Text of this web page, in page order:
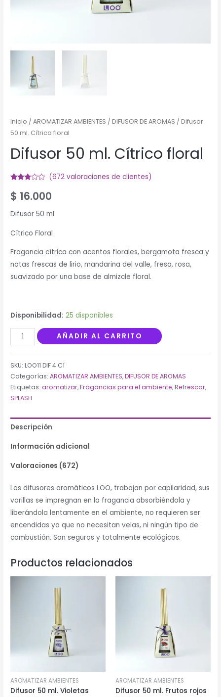
Inicio /AROMATIZAR AMBIENTES /DIFUSOR DE AROMAS / Difusor
50 ml. Cítrico floral
Difusor 50 ml. Cítrico floral
2.71
sobre
basado
de
(672valoraciones de clientes)
$ 16.000
Difusor 50 ml.
Cítrico Floral
Fragancia cítrica con acentos florales, bergamota fresca y
notas frescas de lirio, mandarina del valle, fresa, rosa,
suavizado por una base de almizcle floral.
Disponibilidad: 25 disponibles
Difusor
50
floral
cantidad
AÑADIR AL CARRITO
SKU:LOO11 DIF 4 Cí
Categorías:AROMATIZAR AMBIENTES,DIFUSOR DE AROMAS
Etiquetas:aromatizar,Fragancias para el ambiente,Refrescar,
SPLASH
Descripción
Información adicional
Valoraciones (672)
Los difusores aromáticos LOO, trabajan por capilaridad, sus
varillas se impregnan en la fragancia absorbiéndola y
liberándola lentamente en el ambiente, no requieren ser
encendidas ya que no necesitan velas, ni ningún tipo de
combustión. Son seguros y totalmente ecológicos.
Productos relacionados
AROMATIZAR AMBIENTES
Difusor 50 ml. Violetas
AROMATIZAR AMBIENTES
Difusor 50 ml. Frutos rojos